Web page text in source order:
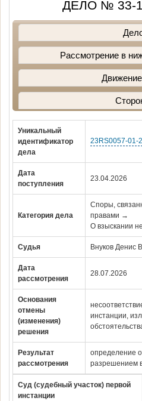
ДЕЛО № 33-
Рассмотрение в
Уникальный
идентификатор
дела
23RS0057-01-
Дата
поступления
23.04.2026
Категория дела
Споры,
правами →
О взыскании
Судья Внуков Денис
Дата
рассмотрения
28.07.2026
Основания
отмены
(изменения)
решения
инстанции,
Результат
рассмотрения
определение
разрешением
Суд (судебный участок) первой
инстанции